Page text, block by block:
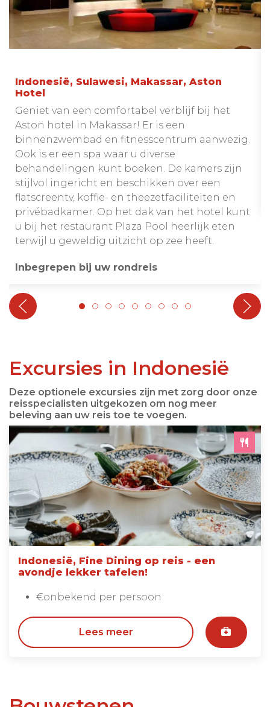
Indonesië, Sulawesi, Makassar, Aston
Hotel
Geniet van een comfortabel verblijf bij het
Aston hotel in Makassar! Er is een
binnenzwembad en fitnesscentrum aanwezig.
Ook is er een spa waar u diverse
behandelingen kunt boeken. De kamers zijn
stijlvol ingericht en beschikken over een
flatscreentv, koffie- en theezetfaciliteiten en
privébadkamer. Op het dak van het hotel kunt
u bij het restaurant Plaza Pool heerlijk eten
terwijl u geweldig uitzicht op zee heeft.
Inbegrepen bij uw rondreis
Excursies in Indonesië
Deze optionele excursies zijn met zorg door onze
reisspecialisten uitgekozen om nog meer
beleving aan uw reis toe te voegen.
Indonesië, Fine Dining op reis - een
avondje lekker tafelen!
€onbekend per persoon
Lees meer